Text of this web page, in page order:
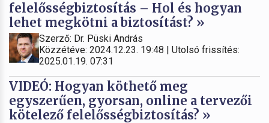
felelősségbiztosítás – Hol és hogyan
lehet megkötni a biztosítást? »
Szerző: Dr. Püski András
Közzétéve: 2024.12.23. 19:48 | Utolsó frissítés:
2025.01.19. 07:31
VIDEÓ: Hogyan köthető meg
egyszerűen, gyorsan, online a tervezői
kötelező felelősségbiztosítás? »